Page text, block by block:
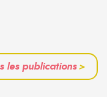
les publications>